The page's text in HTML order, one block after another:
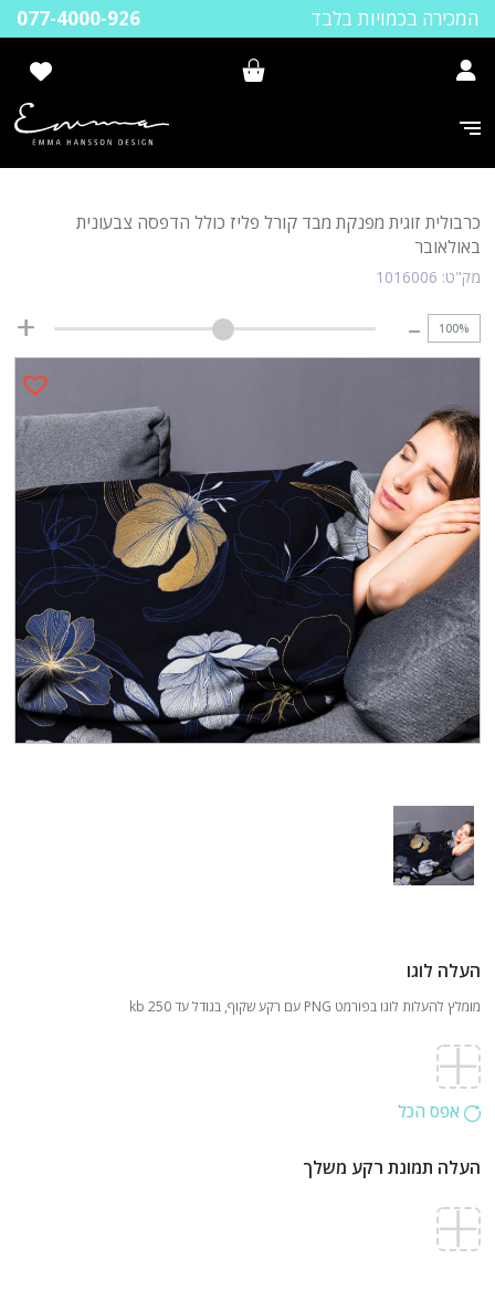
077-4000-926 המכירה בכמויות בלבד
כרבולית זוגית מפנקת מבד קורל פליז כולל הדפסה צבעונית
באולאובר
מק"ט: 1016006
100%
העלה לוגו
מומלץ להעלות לוגו בפורמט PNG עם רקע שקוף, בגודל עד 250 kb
אפס הכל
העלה תמונת רקע משלך